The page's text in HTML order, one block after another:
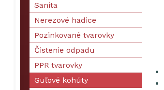
Sanita
Nerezové hadice
Pozinkované tvarovky
Čistenie odpadu
PPR tvarovky
Guľové kohúty